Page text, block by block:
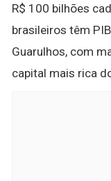
R$ 100 bilhões
brasileiros têm
Guarulhos, com
capital mais rica